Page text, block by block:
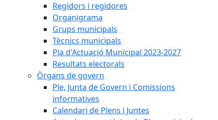
Regidors i regidores
Organigrama
Grups municipals
Tècnics municipals
Pla d'Actuació Municipal 2023-2027
Resultats electorals
Òrgans de govern
Ple, Junta de Govern i Comissions
informatives
Calendari de Plens i Juntes